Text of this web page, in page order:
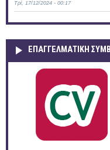
Τρί, 17/12/2024 - 00:17
ΕΠΑΓΓΕΛΜΑΤΙΚΉ